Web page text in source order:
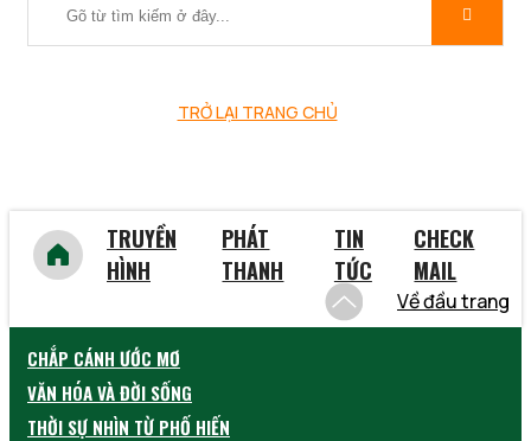
TRỞ LẠI TRANG CHỦ
TRUYỀN
HÌNH
PHÁT
THANH
TIN
TỨC
CHECK
MAIL
Về đầu trang
CHẮP CÁNH ƯỚC MƠ
VĂN HÓA VÀ ĐỜI SỐNG
THỜI SỰ NHÌN TỪ PHỐ HIẾN